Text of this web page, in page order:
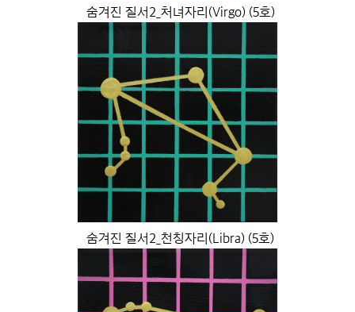
숨겨진 질서2_처녀자리(Virgo) (5호)
숨겨진 질서2_천칭자리(Libra) (5호)